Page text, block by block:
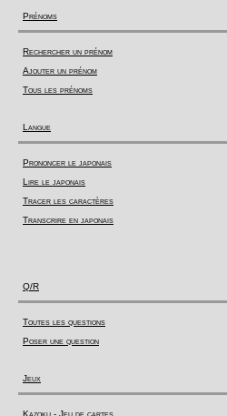
Prénoms
Rechercher un prénom
Ajouter un prénom
Tous les prénoms
Langue
Prononcer le japonais
Lire le japonais
Tracer les caractères
Transcrire en japonais
Q/R
Toutes les questions
Poser une question
Jeux
Kazoku - Jeu de cartes